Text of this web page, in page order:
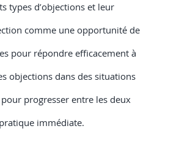
types d’objections et leur
comme une opportunité de
pour répondre efficacement à
objections dans des situations
progresser entre les deux
immédiate.